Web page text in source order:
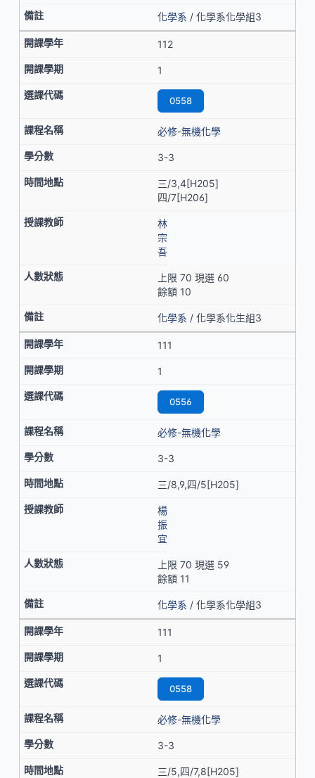
化學系 / 化學系化學組3
112
1
0558
必修-無機化學
3-3
三/3,4[H205]
四/7[H206]
林
宗
吾
上限 70 現選 60
餘額 10
化學系 / 化學系化生組3
111
1
0556
必修-無機化學
3-3
三/8,9,四/5[H205]
楊
振
宜
上限 70 現選 59
餘額 11
化學系 / 化學系化學組3
111
1
0558
必修-無機化學
3-3
三/5,四/7,8[H205]